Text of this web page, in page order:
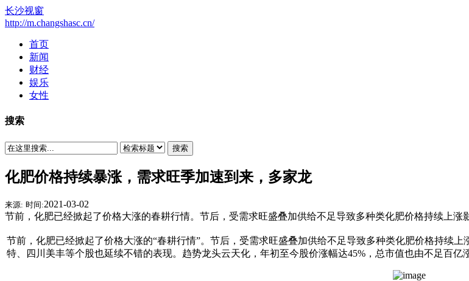
长沙视窗
http://m.changshasc.cn/
首页
新闻
财经
娱乐
女性
搜索
搜索
化肥价格持续暴涨，需求旺季加速到来，多家龙
来源: 时间:2021-03-02
节前，化肥已经掀起了价格大涨的春耕行情。节后，受需求旺盛叠加供给不足导致多种类化肥价格持续上
节前，化肥已经掀起了价格大涨的“春耕行情”。节后，受需求旺盛叠加供给不足导致多种类化肥价格持续
特、四川美丰等个股也延续不错的表现。趋势龙头云天化，年初至今股价涨幅达45%，总市值也由不足百亿